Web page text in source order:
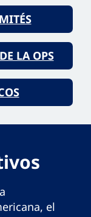
LA OPS
el